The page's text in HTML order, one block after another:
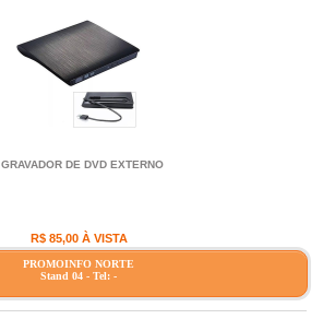
GRAVADOR DE DVD EXTERNO
R$ 85,00 À VISTA
PROMOINFO NORTE
Stand 04 - Tel: -